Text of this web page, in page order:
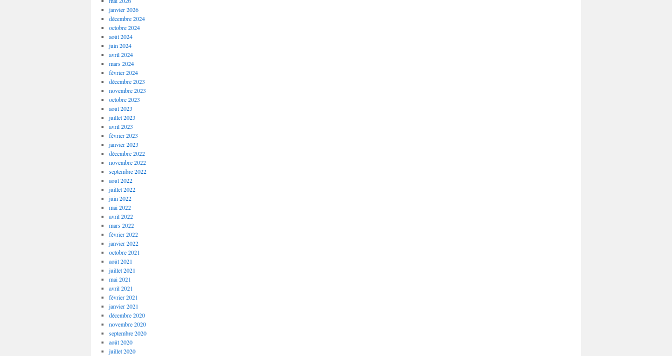
janvier 2026
décembre 2024
octobre 2024
août 2024
juin 2024
avril 2024
mars 2024
février 2024
décembre 2023
novembre 2023
octobre 2023
août 2023
juillet 2023
avril 2023
février 2023
janvier 2023
décembre 2022
novembre 2022
septembre 2022
août 2022
juillet 2022
juin 2022
mai 2022
avril 2022
mars 2022
février 2022
janvier 2022
octobre 2021
août 2021
juillet 2021
mai 2021
avril 2021
février 2021
janvier 2021
décembre 2020
novembre 2020
septembre 2020
août 2020
juillet 2020